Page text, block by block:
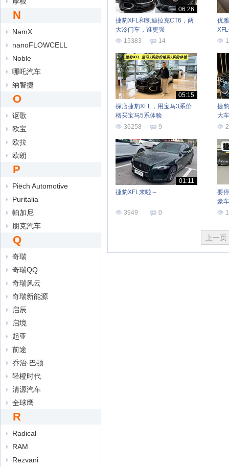
N
NamX
nanoFLOWCELL
Noble
哪吒汽车
纳智捷
O
讴歌
欧宝
欧拉
欧朗
P
Piëch Automotive
Puritalia
帕加尼
朋克汽车
Q
奇瑞
奇瑞QQ
奇瑞风云
奇瑞新能源
启辰
启境
起亚
前途
乔治·巴顿
轻橙时代
清源汽车
全球鹰
R
Radical
RAM
Rezvani
06:26
捷豹XFL和凯迪拉克CT6，两
大冷门车，谁更强
15383
14
优
视
05:15
探店捷豹XFL，用宝马3系价
格买宝马5系体验
36258
9
捷
大
来
01:11
捷豹XFL来啦～
3949 0
要
豪
上一页